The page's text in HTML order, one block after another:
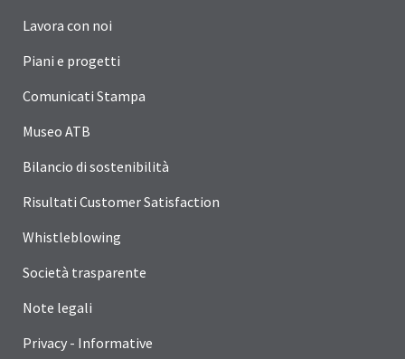
Lavora con noi
Piani e progetti
Comunicati Stampa
Museo ATB
Bilancio di sostenibilità
Risultati Customer Satisfaction
Whistleblowing
Società trasparente
Note legali
Privacy - Informative